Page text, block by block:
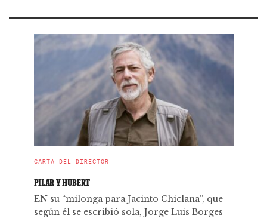
CARTA DEL DIRECTOR
PILAR Y HUBERT
EN su “milonga para Jacinto Chiclana”, que
según él se escribió sola, Jorge Luis Borges